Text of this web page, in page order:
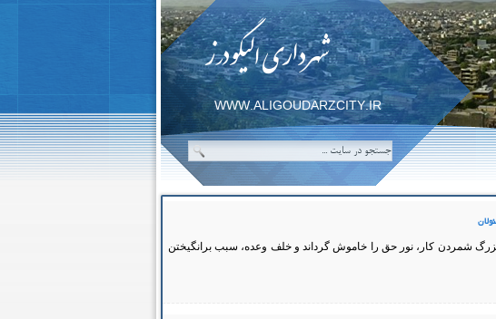
شهرداری الیگودرز
WWW.ALIGOUDARZCITY.IR
شمردن كار، نور حق را خاموش گرداند و خلف وعده، سبب برانگيختن